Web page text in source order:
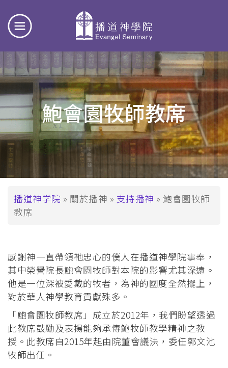
鮑會園牧師教席
面
包
播道神学院 關於播神 支持播神
鮑會園牧師
教席
感謝神一直帶領祂忠心的僕人在播道神學院事奉，
其中榮譽院長鮑會園牧師對本院的影響尤其深遠。
他是一位深被愛戴的牧者，為神的國度全然擺上，
對於華人神學教育貢獻殊多。
「鮑會園牧師教席」成立於2012年，我們盼望透過
此教席鼓勵及表揚能夠承傳鮑牧師教學精神之教
授。此教席自2015年起由院董會議決，委任郭文池
牧師出任。